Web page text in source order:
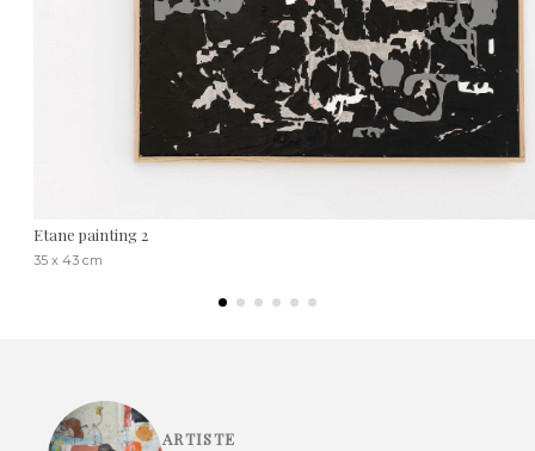
Etane painting 2
35 x 43 cm
ARTISTE